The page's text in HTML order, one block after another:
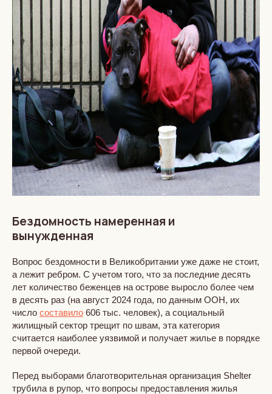
Бездомность намеренная и
вынужденная
Вопрос бездомности в Великобритании уже даже не стоит,
а лежит ребром. С учетом того, что за последние десять
лет количество беженцев на острове выросло более чем
в десять раз (на август 2024 года, по данным ООН, их
число составило 606 тыс. человек), а социальный
жилищный сектор трещит по швам, эта категория
считается наиболее уязвимой и получает жилье в порядке
первой очереди.
Перед выборами благотворительная организация Shelter
трубила в рупор, что вопросы предоставления жилья